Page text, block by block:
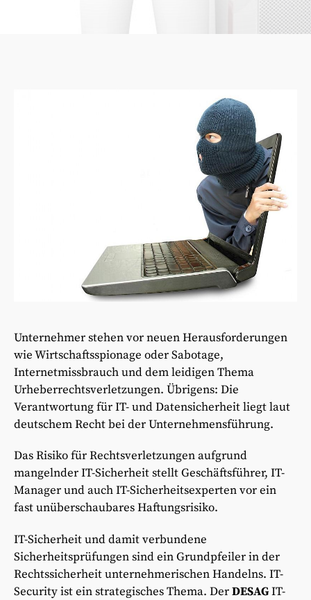
Unternehmer stehen vor neuen Herausforderungen
wie Wirtschaftsspionage oder Sabotage,
Internetmissbrauch und dem leidigen Thema
Urheberrechtsverletzungen. Übrigens: Die
Verantwortung für IT- und Datensicherheit liegt laut
deutschem Recht bei der Unternehmensführung.
Das Risiko für Rechtsverletzungen aufgrund
mangelnder IT-Sicherheit stellt Geschäftsführer, IT-
Manager und auch IT-Sicherheitsexperten vor ein
fast unüberschaubares Haftungsrisiko.
IT-Sicherheit und damit verbundene
Sicherheitsprüfungen sind ein Grundpfeiler in der
Rechtssicherheit unternehmerischen Handelns. IT-
Security ist ein strategisches Thema. DerDESAGIT-